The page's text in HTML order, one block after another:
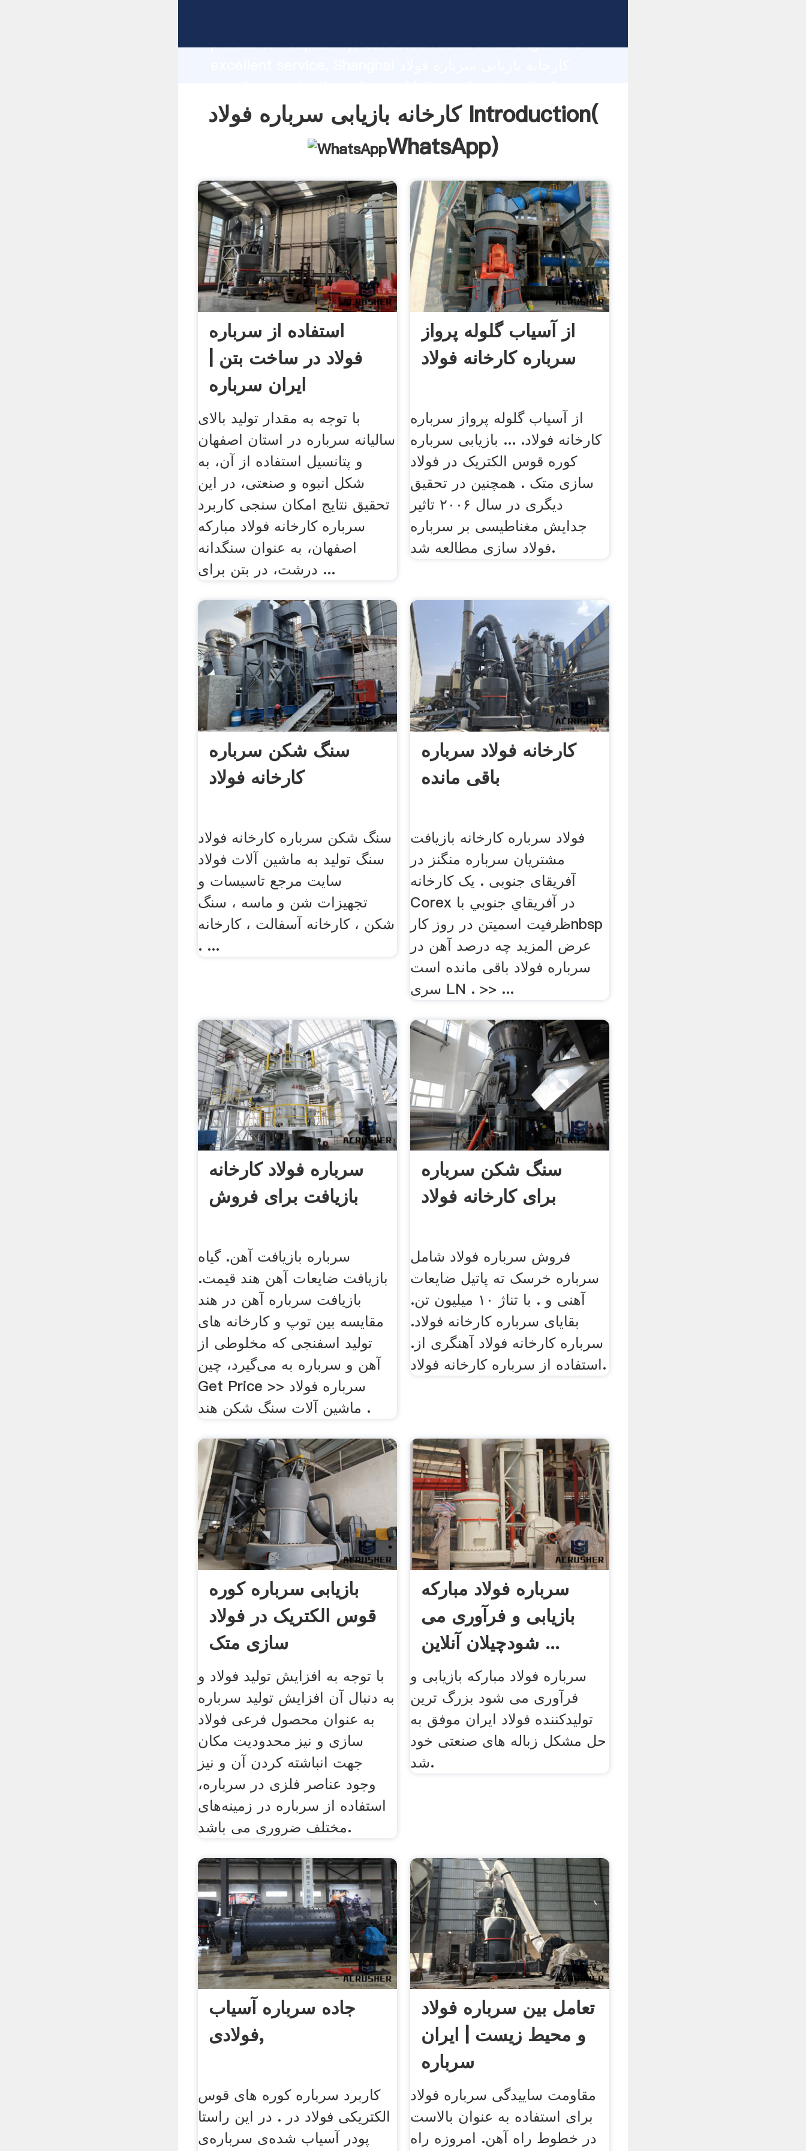
production capability, advanced research strength and
customers.
کارخانه بازیابی سرباره فولاد Introduction(
WhatsApp)
استفاده از سرباره
فولاد در ساخت بتن |
ایران سرباره
با توجه به مقدار تولید بالای
سالیانه سرباره در استان اصفهان
و پتانسیل استفاده از آن، به
شکل انبوه و صنعتی، در این
تحقیق نتایج امکان سنجی کاربرد
سرباره کارخانه فولاد مبارکه
اصفهان، به عنوان سنگدانه
درشت، در بتن برای ...
از آسیاب گلوله پرواز
سرباره کارخانه فولاد
از آسیاب گلوله پرواز سرباره
کارخانه فولاد. ... بازیابی سرباره
کوره قوس الکتریک در فولاد
سازی متک . همچنین در تحقیق
دیگری در سال ۲۰۰۶ تاثیر
جدایش مغناطیسی بر سرباره
فولاد سازی مطالعه شد.
سنگ شکن سرباره
کارخانه فولاد
سنگ شکن سرباره کارخانه فولاد
سنگ تولید به ماشین آلات فولاد
سایت مرجع تاسیسات و
تجهیزات شن و ماسه ، سنگ
شکن ، کارخانه آسفالت ، کارخانه
. ...
کارخانه فولاد سرباره
باقی مانده
فولاد سرباره کارخانه بازیافت
مشتریان سرباره منگنز در
آفریقای جنوبی . يک کارخانه
Corex در آفريقاي جنوبي با
ظرفيت اسميتن در روز كارnbsp
عرض المزيد چه درصد آهن در
سرباره فولاد باقی مانده است
سری LN . >> ...
سرباره فولاد کارخانه
بازیافت برای فروش
سرباره بازیافت آهن. گیاه
بازیافت ضایعات آهن هند قیمت.
بازیافت سرباره آهن در هند
مقایسه بین توپ و کارخانه های
تولید اسفنجی که مخلوطی از
آهن و سرباره به می‌گیرد، چین
Get Price >> سرباره فولاد
ماشین آلات سنگ شکن هند .
سنگ شکن سرباره
برای کارخانه فولاد
فروش سرباره فولاد شامل
سرباره خرسک ته پاتیل ضایعات
آهنی و . با تناژ ۱۰ میلیون تن.
بقایای سرباره کارخانه فولاد.
سرباره کارخانه فولاد آهنگری از.
استفاده از سرباره کارخانه فولاد.
بازیابی سرباره کوره
قوس الکتریک در فولاد
سازی متک
با توجه به افزایش تولید فولاد و
به دنبال آن افزایش تولید سرباره
به عنوان محصول فرعی فولاد
سازی و نیز محدودیت مکان
جهت انباشته کردن آن و نیز
وجود عناصر فلزی در سرباره،
استفاده از سرباره در زمینه‌های
مختلف ضروری می باشد.
سرباره فولاد مبارکه
بازیابی و فرآوری می
شودچیلان آنلاین ...
سرباره فولاد مبارکه بازیابی و
فرآوری می شود بزرگ ترین
تولیدکننده فولاد ایران موفق به
حل مشکل زباله های صنعتی خود
شد.
جاده سرباره آسیاب
فولادی,
کاربرد سرباره کوره های قوس
الکتریکی فولاد در . در این راستا
پودر آسیاب شده‌ی سرباره‌ی
تعامل بین سرباره فولاد
و محیط زیست | ایران
سرباره
مقاومت ساییدگی سرباره فولاد
برای استفاده به عنوان بالاست
در خطوط راه آهن. امروزه راه